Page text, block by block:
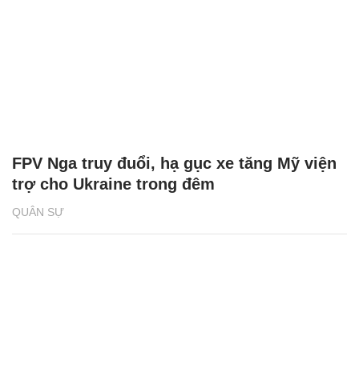
QUÂN SỰ
FPV Nga truy đuổi, hạ gục xe tăng Mỹ viện
trợ cho Ukraine trong đêm